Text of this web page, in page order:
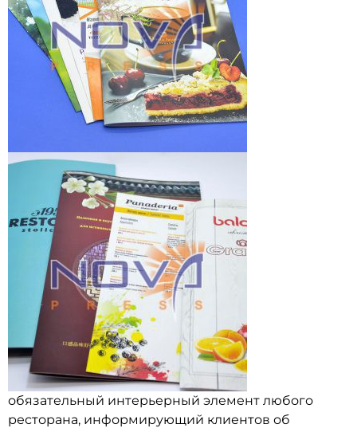
обязательный интерьерный элемент любого
ресторана, информирующий клиентов об